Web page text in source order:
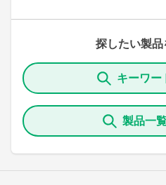
探したい製品
キーワー
製品一